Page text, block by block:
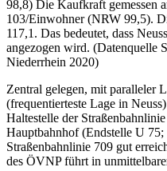
98,8) Die Kaufkraft gemessen
103/Einwohner (NRW 99,5).
117,1. Das bedeutet, dass
angezogen wird. (Datenquelle
Niederrhein 2020)
Zentral gelegen, mit paralleler
(frequentierteste Lage in
Haltestelle der
Hauptbahnhof (Endstelle U
Straßenbahnlinie 709 gut
des ÖVNP führt in